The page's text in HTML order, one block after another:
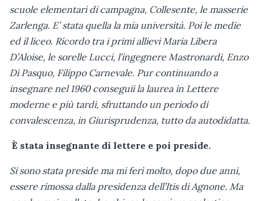
scuole elementari di campagna, Collesente, le masserie
Zarlenga. E’ stata quella la mia università. Poi le medie
ed il liceo. Ricordo tra i primi allievi Maria Libera
D’Aloise, le sorelle Lucci, l’ingegnere Mastronardi, Enzo
Di Pasquo, Filippo Carnevale. Pur continuando a
insegnare nel 1960 conseguii la laurea in Lettere
moderne e più tardi, sfruttando un periodo di
convalescenza, in Giurisprudenza, tutto da autodidatta.
È stata insegnante di lettere e poi preside.
Si sono stata preside ma mi ferì molto, dopo due anni,
essere rimossa dalla presidenza dell’Itis di Agnone. Ma